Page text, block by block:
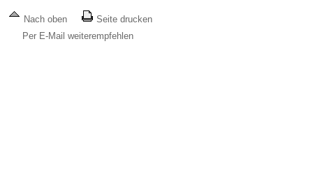
Nach oben
Seite drucken
Per E-Mail weiterempfehlen